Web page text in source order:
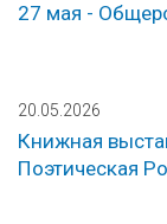
27 мая -
20.05.2026
Книжная
Поэтическая